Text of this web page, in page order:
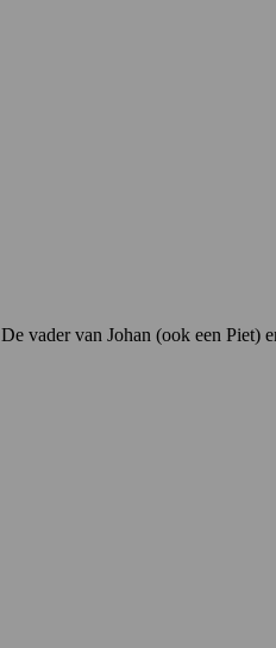
De vader van Johan (ook een Piet)